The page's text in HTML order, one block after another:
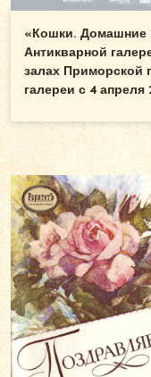
«Кошки. Домашние
Антикварной
залах Приморской
галереи с 4 апреля